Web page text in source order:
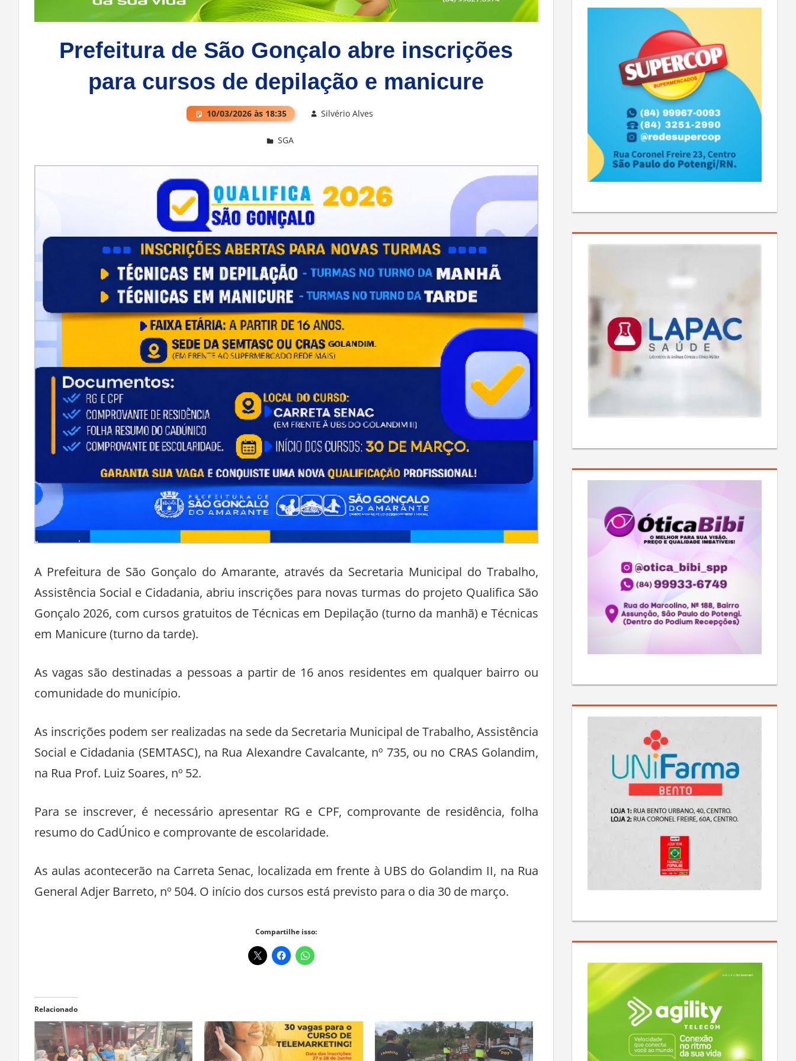
Prefeitura de São Gonçalo abre inscrições
para cursos de depilação e manicure
10/03/2026 às 18:35
A Prefeitura de São Gonçalo do Amarante, através da Secretaria Municipal do Trabalho,
Assistência Social e Cidadania, abriu inscrições para novas turmas do projeto Qualifica São
Gonçalo 2026, com cursos gratuitos de Técnicas em Depilação (turno da manhã) e Técnicas
em Manicure (turno da tarde).
As vagas são destinadas a pessoas a partir de 16 anos residentes em qualquer bairro ou
comunidade do município.
As inscrições podem ser realizadas na sede da Secretaria Municipal de Trabalho, Assistência
Social e Cidadania (SEMTASC), na Rua Alexandre Cavalcante, nº 735, ou no CRAS Golandim,
na Rua Prof. Luiz Soares, nº 52.
Para se inscrever, é necessário apresentar RG e CPF, comprovante de residência, folha
resumo do CadÚnico e comprovante de escolaridade.
As aulas acontecerão na Carreta Senac, localizada em frente à UBS do Golandim II, na Rua
General Adjer Barreto, nº 504. O início dos cursos está previsto para o dia 30 de março.
Compartilhe isso: